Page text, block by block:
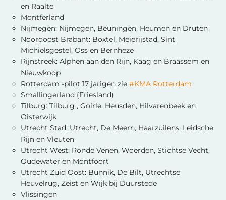
en Raalte
Montferland
Nijmegen: Nijmegen, Beuningen, Heumen en Druten
Noordoost Brabant: Boxtel, Meierijstad, Sint
Michielsgestel, Oss en Bernheze
Rijnstreek: Alphen aan den Rijn, Kaag en Braassem en
Nieuwkoop
Rotterdam -pilot 17 jarigen zie #KMA Rotterdam
Smallingerland (Friesland)
Tilburg: Tilburg , Goirle, Heusden, Hilvarenbeek en
Oisterwijk
Utrecht Stad: Utrecht, De Meern, Haarzuilens, Leidsche
Rijn en Vleuten
Utrecht West: Ronde Venen, Woerden, Stichtse Vecht,
Oudewater en Montfoort
Utrecht Zuid Oost: Bunnik, De Bilt, Utrechtse
Heuvelrug, Zeist en Wijk bij Duurstede
Vlissingen